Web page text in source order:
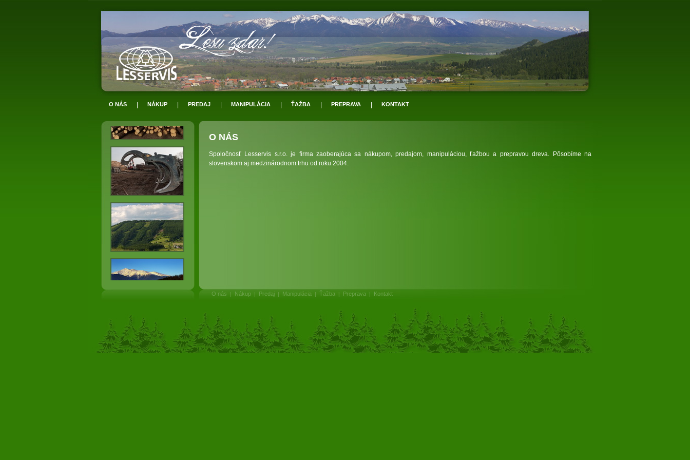
O NÁS NÁKUP PREDAJ MANIPULÁCIA ŤAŽBA PREPRAVA KONTAKT
O NÁS
Spoločnosť Lesservis s.r.o. je firma zaoberajúca sa nákupom, predajom, manipuláciou, ťažbou a prepravou dreva. Pôsobíme na
slovenskom aj medzinárodnom trhu od roku 2004.
O nás | Nákup | Predaj | Manipulácia | Ťažba | Preprava | Kontakt